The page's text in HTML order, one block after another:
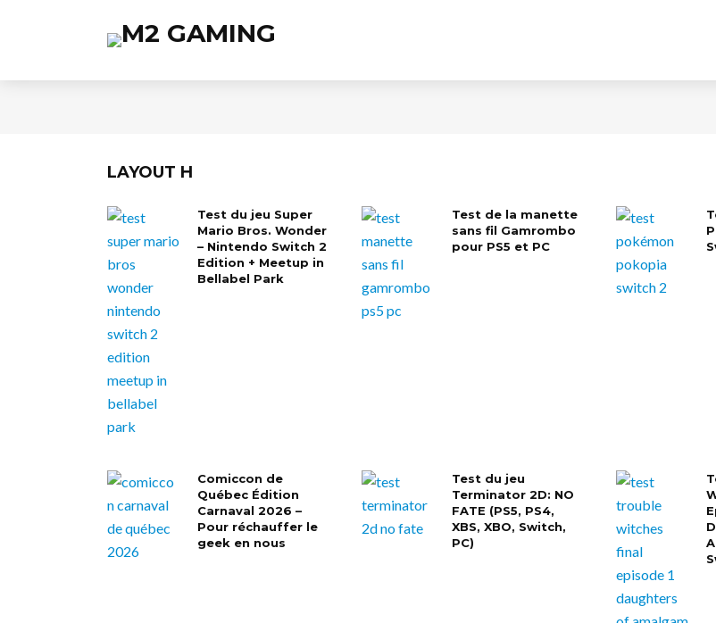
LAYOUT H
Test du jeu Super
Mario Bros. Wonder
– Nintendo Switch 2
Edition + Meetup in
Bellabel Park
Test de la manette
sans fil Gamrombo
pour PS5 et PC
Comiccon de
Québec Édition
Carnaval 2026 –
Pour réchauffer le
geek en nous
Test du jeu
Terminator 2D: NO
FATE (PS5, PS4,
XBS, XBO, Switch,
PC)